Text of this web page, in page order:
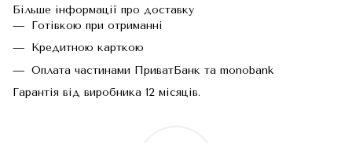
Більше інформації про доставку
Готівкою при отриманні
Кредитною карткою
Оплата частинами ПриватБанк та monobank
Гарантія від виробника 12 місяців.